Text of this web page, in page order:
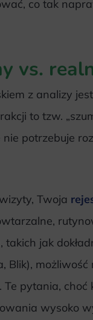
co tak
vs.
z analizy
to tzw.
potrzebuje
Twoja
jak
Blik), możliwość
Te pytania,
wysoko